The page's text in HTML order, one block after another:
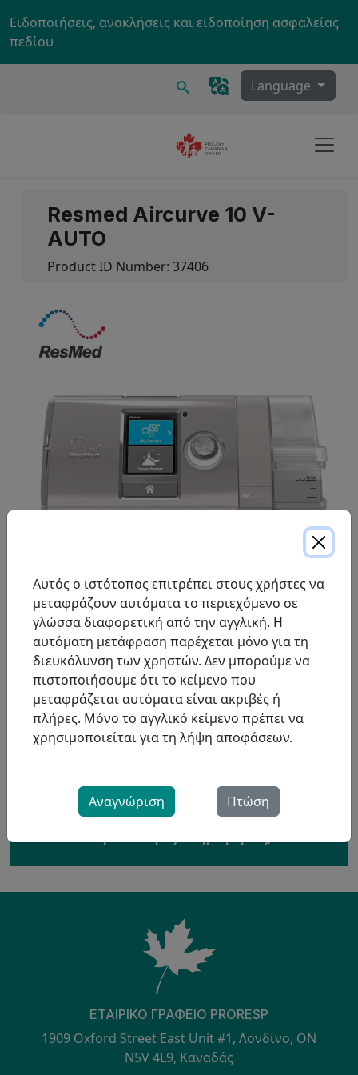
Ειδοποιήσεις, ανακλήσεις και ειδοποίηση ασφαλείας
πεδίου
Ερευνα Language
Resmed Aircurve 10 V-
AUTO
Product ID Number: 37406
Το AirCurve™ 10 V-Auto είναι ένα μηχάνημα διπλής
στάθμης με αυτόματη ρύθμιση. Χρησιμοποιεί την
άνεση τόσο του αλγορίθμου AutoSet™ όσο και της
κυματομορφής Easy-Breathe στον αλγόριθμό του για
να προσφέρει μεγαλύτερη υποστήριξη πίεσης σε
ασθενείς με OSA.
Ενδιαφέρεστε; Επικοινωνήστε μαζί μας για
ΕΤΑΙΡΙΚΌ ΓΡΑΦΕΊΟ PRORESP
1909 Oxford Street East Unit #1, Λονδίνο, ON
N5V 4L9, Καναδάς
Αυτός ο ιστότοπος επιτρέπει στους χρήστες να
μεταφράζουν αυτόματα το περιεχόμενο σε
γλώσσα διαφορετική από την αγγλική. Η
αυτόματη μετάφραση παρέχεται μόνο για τη
διευκόλυνση των χρηστών. Δεν μπορούμε να
πιστοποιήσουμε ότι το κείμενο που
μεταφράζεται αυτόματα είναι ακριβές ή
πλήρες. Μόνο το αγγλικό κείμενο πρέπει να
χρησιμοποιείται για τη λήψη αποφάσεων.
Αναγνώριση Πτώση